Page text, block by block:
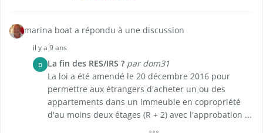
marina boat a répondu à une discussion
il y a 9 ans
D La fin des RES/IRS ? par dom31
La loi a été amendé le 20 décembre 2016 pour
permettre aux étrangers d'acheter un ou des
appartements dans un immeuble en copropriété
d'au moins deux étages (R + 2) avec l'approbation ...